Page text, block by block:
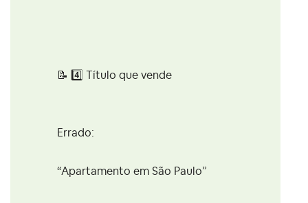
📝 4️⃣ Título que vende
Errado:
“Apartamento em São Paulo”